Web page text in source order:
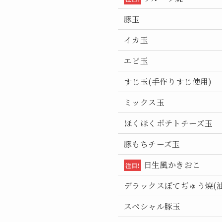
豚玉
イカ玉
エビ玉
すじ玉(手作りすじ使用)
ミックス玉
ほくほくポテトチーズ玉
豚もちチーズ玉
注目! 日生風かきおこ
デラックスぼてぢゅう焼(
スペシャル豚玉